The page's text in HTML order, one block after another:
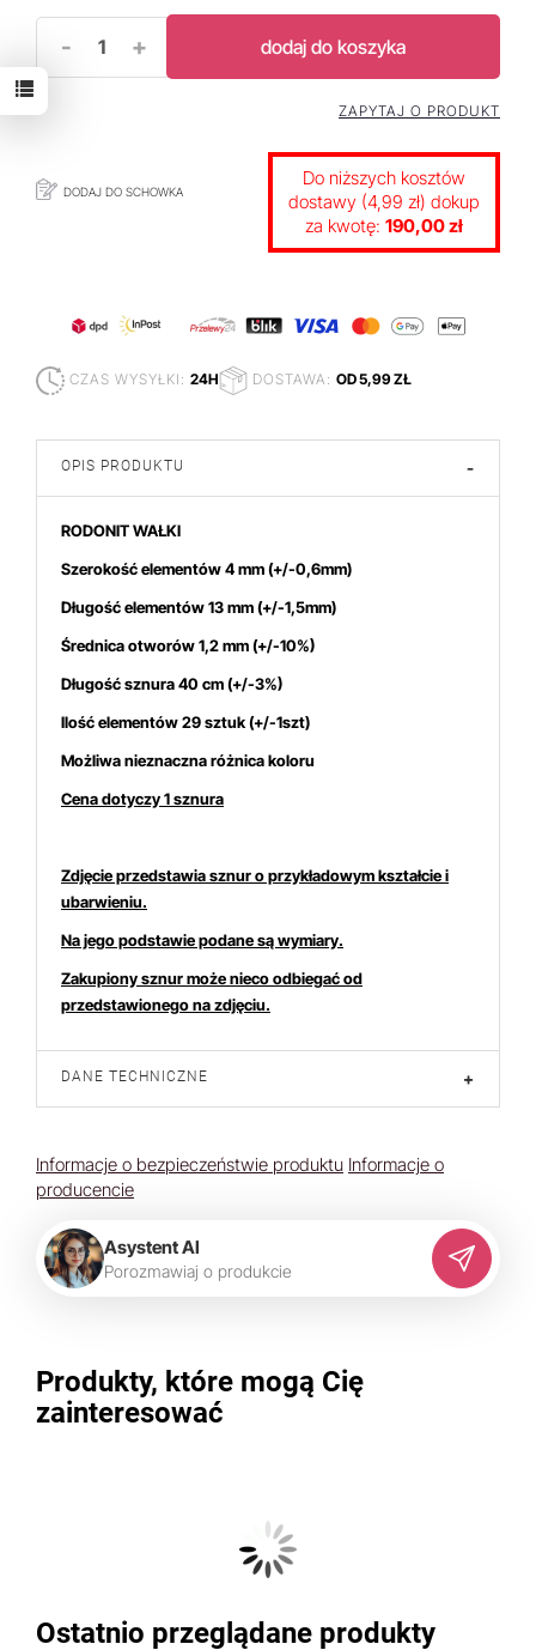
- + dodaj do koszyka
DODAJ DO SCHOWKA
ZAPYTAJ O PRODUKT
Do niższych kosztów
dostawy (4,99 zł) dokup
za kwotę: 190,00 zł
CZAS WYSYŁKI: 24H DOSTAWA: OD 5,99 ZŁ
OPIS PRODUKTU -
RODONIT WAŁKI
Szerokość elementów 4mm(+/-0,6mm)
Długość elementów 13 mm (+/-1,5mm)
Średnica otworów 1,2 mm (+/-10%)
Długość sznura 40 cm (+/-3%)
Ilość elementów 29 sztuk (+/-1szt)
Możliwa nieznaczna różnica koloru
Cena dotyczy 1 sznura
Zdjęcie przedstawia sznur o przykładowym kształcie i
ubarwieniu.
Na jego podstawie podane są wymiary.
Zakupiony sznur może nieco odbiegać od
przedstawionego na zdjęciu.
DANE TECHNICZNE +
Informacje o bezpieczeństwie produktu Informacje o
producencie
Asystent AI
Porozmawiaj o produkcie
Produkty, które mogą Cię
zainteresować
Ostatnio przeglądane produkty
interesują się4osoby.